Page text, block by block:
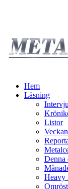
Hem
Läsning
Listor
Denna
Heavy